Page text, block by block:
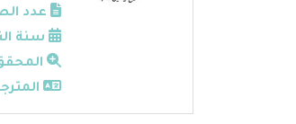
عدد
سنة